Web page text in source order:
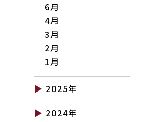
6月
4月
3月
2月
1月
2025年
11月
2024年